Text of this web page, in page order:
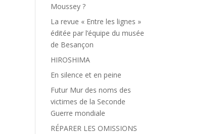
Moussey ?
La revue « Entre les lignes »
éditée par l’équipe du musée
de Besançon
HIROSHIMA
En silence et en peine
Futur Mur des noms des
victimes de la Seconde
Guerre mondiale
RÉPARER LES OMISSIONS